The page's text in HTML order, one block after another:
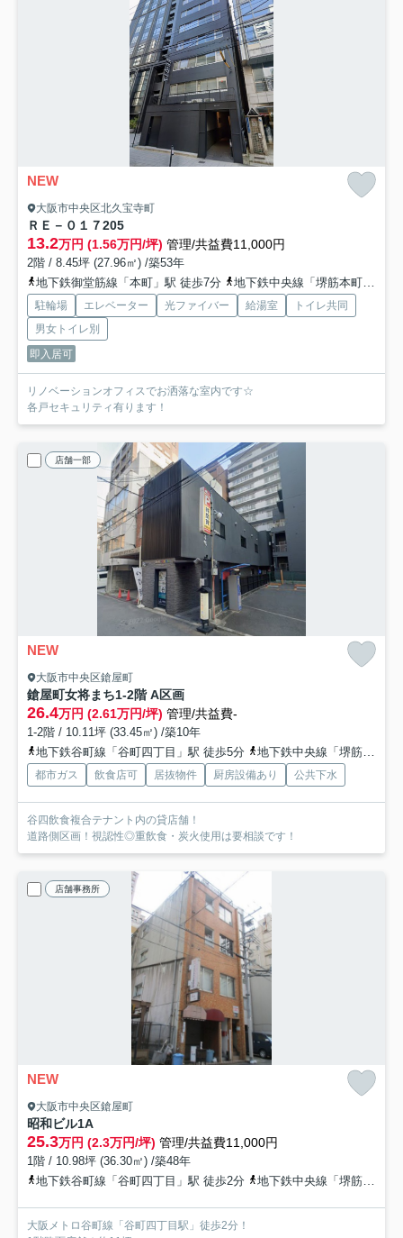
NEW
大阪市中央区北久宝寺町
ＲＥ－０１７205
13.2万円 (1.56万円/坪) 管理/共益費11,000円
2階 / 8.45坪 (27.96㎡) /築53年
地下鉄御堂筋線「本町」駅 徒歩7分
地下鉄中央線「堺筋本町」駅 徒歩8分
駐輪場 エレベーター 光ファイバー 給湯室
トイレ共同
男女トイレ別
即入居可
リノベーションオフィスでお洒落な室内です☆
各戸セキュリティ有ります！
店舗一部
NEW
大阪市中央区鎗屋町
鎗屋町女将まち1-2階 A区画
26.4万円 (2.61万円/坪) 管理/共益費-
1-2階 / 10.11坪 (33.45㎡) /築10年
地下鉄谷町線「谷町四丁目」駅 徒歩5分
地下鉄中央線「堺筋本町」駅 徒歩13分
都市ガス 飲食店可 居抜物件 厨房設備あり 公共下水
谷四飲食複合テナント内の貸店舗！
道路側区画！視認性◎重飲食・炭火使用は要相談です！
店舗事務所
NEW
大阪市中央区鎗屋町
昭和ビル1A
25.3万円 (2.3万円/坪) 管理/共益費11,000円
1階 / 10.98坪 (36.30㎡) /築48年
地下鉄谷町線「谷町四丁目」駅 徒歩2分
地下鉄中央線「堺筋本町」駅 徒歩13分
大阪メトロ谷町線「谷町四丁目駅」徒歩2分！